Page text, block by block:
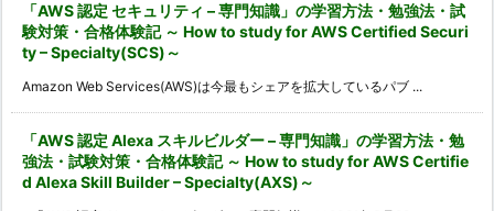
「AWS 認定 セキュリティ – 専門知識」の学習方法・勉強法・試
験対策・合格体験記 ～ How to study for AWS Certified Securi
ty – Specialty(SCS)～
Amazon Web Services(AWS)は今最もシェアを拡大しているパブ ...
「AWS 認定 Alexa スキルビルダー – 専門知識」の学習方法・勉
強法・試験対策・合格体験記 ～ How to study for AWS Certifie
d Alexa Skill Builder – Specialty(AXS)～